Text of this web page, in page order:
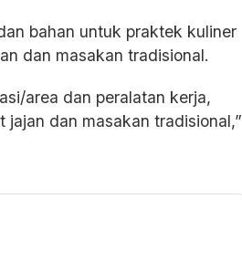
bahan untuk praktek kuliner
dan masakan tradisional.
area dan peralatan kerja,
dan masakan tradisional,”